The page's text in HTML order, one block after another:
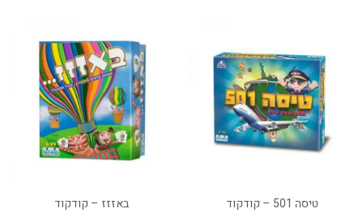
טיסה 501 – קודקוד באזזז – קודקוד